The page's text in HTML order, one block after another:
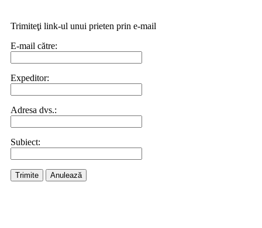
Trimiteţi link-ul unui prieten prin e-mail
E-mail către:
Expeditor:
Adresa dvs.:
Subiect:
Trimite Anulează